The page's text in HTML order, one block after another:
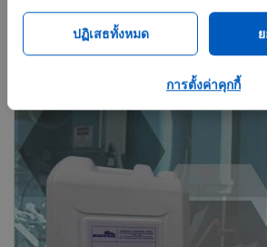
ปฏิเสธทั้งหมด
การตั้งค่าคุกกี้